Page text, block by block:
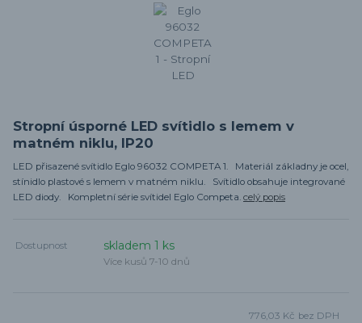
Stropní úsporné LED svítidlo s lemem v
matném niklu, IP20
LED přisazené svítidlo Eglo 96032 COMPETA 1. Materiál základny je ocel,
stínidlo plastové s lemem v matném niklu. Svítidlo obsahuje integrované
LED diody. Kompletní série svítidel Eglo Competa. celý popis
Dostupnost skladem 1 ks
Více kusů 7-10 dnů
776,03 Kč bez DPH